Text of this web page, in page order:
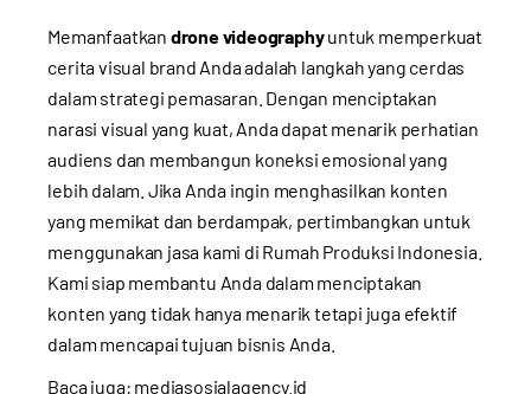
Memanfaatkan drone videographyuntuk memperkuat
cerita visual brand Anda adalah langkah yang cerdas
dalam strategi pemasaran. Dengan menciptakan
narasi visual yang kuat, Anda dapat menarik perhatian
audiens dan membangun koneksi emosional yang
lebih dalam. Jika Anda ingin menghasilkan konten
yang memikat dan berdampak, pertimbangkan untuk
menggunakan jasa kami di Rumah Produksi Indonesia.
Kami siap membantu Anda dalam menciptakan
konten yang tidak hanya menarik tetapi juga efektif
dalam mencapai tujuan bisnis Anda.
Baca juga: mediasosialagency.id